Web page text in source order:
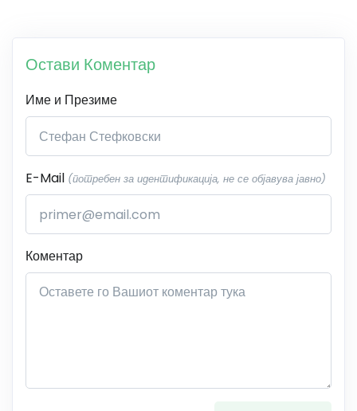
Остави Коментар
Име и Презиме
E-Mail (потребен за идентификација, не се објавува јавно)
Коментар